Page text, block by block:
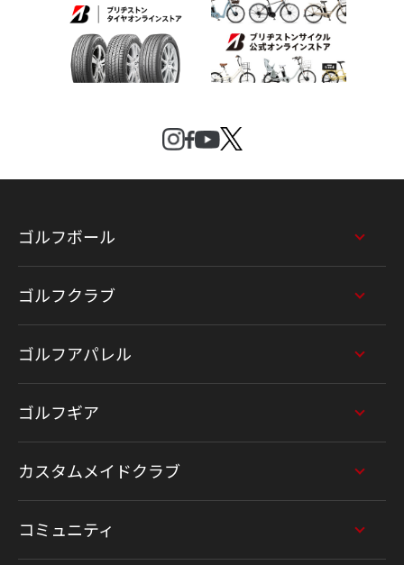
ゴルフボール
ゴルフクラブ
ゴルフアパレル
ゴルフギア
カスタムメイドクラブ
コミュニティ